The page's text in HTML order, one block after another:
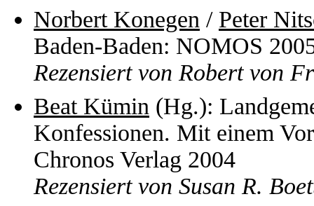
Norbert Konegen / Peter
Baden-Baden: NOMOS
Rezensiert von Robert von
Beat Kümin (Hg.):
Konfessionen. Mit einem
Chronos Verlag 2004
Rezensiert von Susan R.